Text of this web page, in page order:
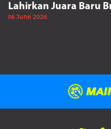
Lahirkan Juara Baru
06 June 2026